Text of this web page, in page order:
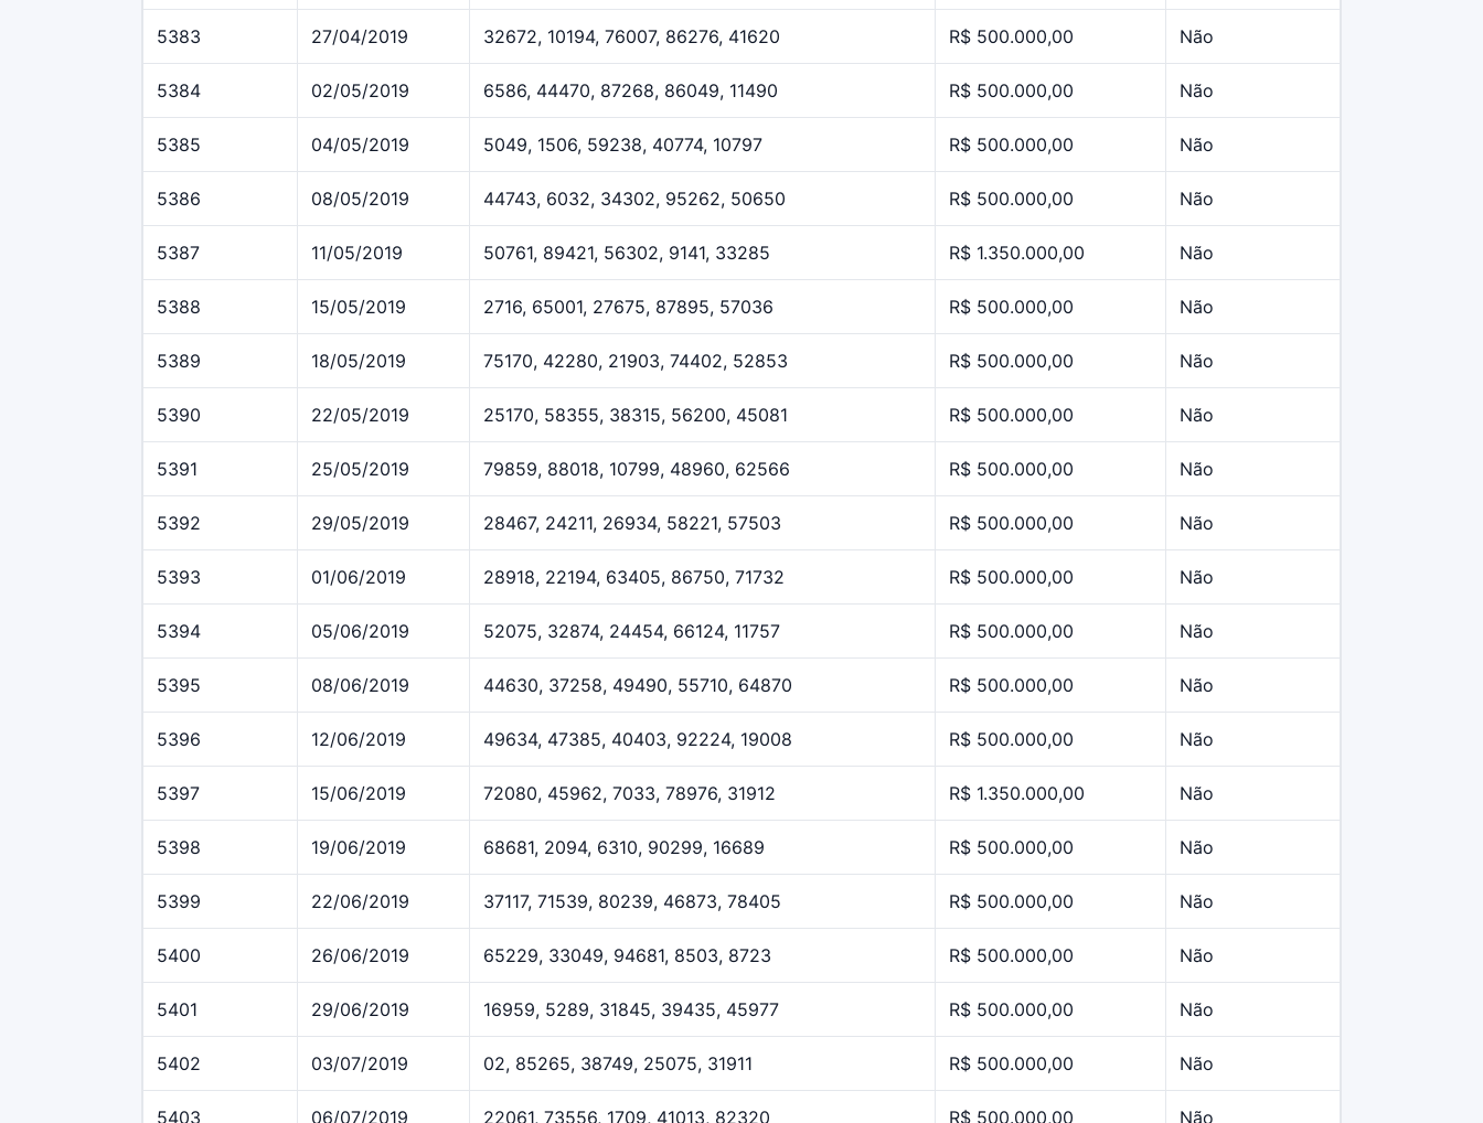
5383 27/04/2019 32672, 10194, 76007, 86276, 41620 R$ 500.000,00 Não
5384 02/05/2019 6586, 44470, 87268, 86049, 11490 R$ 500.000,00 Não
5385 04/05/2019 5049, 1506, 59238, 40774, 10797 R$ 500.000,00 Não
5386 08/05/2019 44743, 6032, 34302, 95262, 50650 R$ 500.000,00 Não
5387 11/05/2019 50761, 89421, 56302, 9141, 33285 R$ 1.350.000,00 Não
5388 15/05/2019 2716, 65001, 27675, 87895, 57036 R$ 500.000,00 Não
5389 18/05/2019 75170, 42280, 21903, 74402, 52853 R$ 500.000,00 Não
5390 22/05/2019 25170, 58355, 38315, 56200, 45081 R$ 500.000,00 Não
5391 25/05/2019 79859, 88018, 10799, 48960, 62566 R$ 500.000,00 Não
5392 29/05/2019 28467, 24211, 26934, 58221, 57503 R$ 500.000,00 Não
5393 01/06/2019 28918, 22194, 63405, 86750, 71732 R$ 500.000,00 Não
5394 05/06/2019 52075, 32874, 24454, 66124, 11757 R$ 500.000,00 Não
5395 08/06/2019 44630, 37258, 49490, 55710, 64870 R$ 500.000,00 Não
5396 12/06/2019 49634, 47385, 40403, 92224, 19008 R$ 500.000,00 Não
5397 15/06/2019 72080, 45962, 7033, 78976, 31912 R$ 1.350.000,00 Não
5398 19/06/2019 68681, 2094, 6310, 90299, 16689 R$ 500.000,00 Não
5399 22/06/2019 37117, 71539, 80239, 46873, 78405 R$ 500.000,00 Não
5400 26/06/2019 65229, 33049, 94681, 8503, 8723 R$ 500.000,00 Não
5401 29/06/2019 16959, 5289, 31845, 39435, 45977 R$ 500.000,00 Não
5402 03/07/2019 02, 85265, 38749, 25075, 31911 R$ 500.000,00 Não
5403 06/07/2019 22061, 73556, 1709, 41013, 82320 R$ 500.000,00 Não